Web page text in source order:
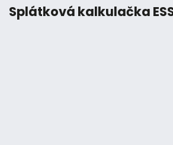
Splátková kalkulačka